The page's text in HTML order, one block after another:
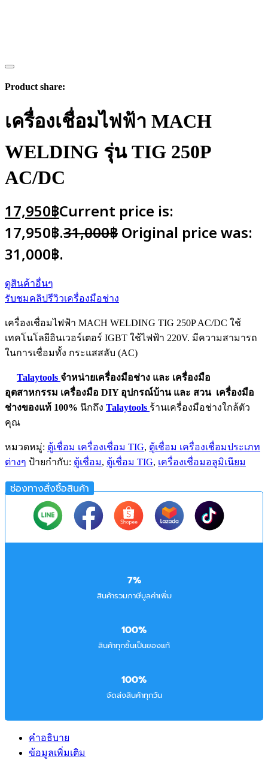
Product share:
เครื่องเชื่อมไฟฟ้า MACH
WELDING รุ่น TIG 250P
AC/DC
17,950฿Current price is:
17,950฿.31,000฿Original price was:
31,000฿.
ดูสินค้าอื่นๆ
รับชมคลิปรีวิวเครื่องมือช่าง
เครื่องเชื่อมไฟฟ้า MACH WELDING TIG 250P AC/DC ใช้
เทคโนโลยีอินเวอร์เตอร์ IGBT ใช้ไฟฟ้า 220V. มีความสามารถ
ในการเชื่อมทั้ง กระแสสลับ (AC)
Talaytools จำหน่ายเครื่องมือช่าง และ เครื่องมือ
อุตสาหกรรม เครื่องมือ DIY อุปกรณ์บ้าน และ สวน เครื่องมือ
ช่างของแท้ 100% นึกถึง Talaytools ร้านเครื่องมือช่างใกล้ตัว
คุณ
หมวดหมู่: ตู้เชื่อม เครื่องเชื่อม TIG, ตู้เชื่อม เครื่องเชื่อมประเภท
ต่างๆ ป้ายกำกับ: ตู้เชื่อม, ตู้เชื่อม TIG, เครื่องเชื่อมอลูมิเนียม
ช่องทางสั่งซื้อสินค้า
7%
สินค้ารวมภาษีมูลค่าเพิ่ม
100%
สินค้าทุกชิ้นเป็นของแท้
100%
จัดส่งสินค้าทุกวัน
คำอธิบาย
ข้อมูลเพิ่มเติม